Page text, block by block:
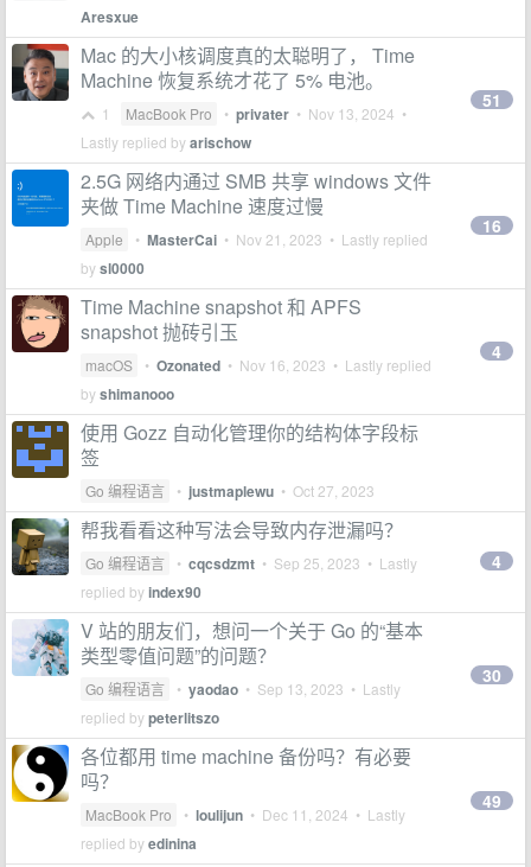
Aresxue
Mac 的大小核调度真的太聪明了， Time
Machine 恢复系统才花了 5% 电池。
1 MacBook Pro • privater • Nov 13, 2024 •
Lastly replied byarischow
51
2.5G 网络内通过 SMB 共享 windows 文件
夹做 Time Machine 速度过慢
Apple • MasterCai • Nov 21, 2023 • Lastly replied
bysl0000
16
Time Machine snapshot 和 APFS
snapshot 抛砖引玉
macOS • Ozonated • Nov 16, 2023 • Lastly replied
byshimanooo
4
使用 Gozz 自动化管理你的结构体字段标
签
Go 编程语言 • justmaplewu • Oct 27, 2023
帮我看看这种写法会导致内存泄漏吗？
Go 编程语言 • cqcsdzmt • Sep 25, 2023 • Lastly
replied byindex90
4
V 站的朋友们，想问一个关于 Go 的“基本
类型零值问题”的问题？
Go 编程语言 • yaodao • Sep 13, 2023 • Lastly
replied bypeterlitszo
30
各位都用 time machine 备份吗？有必要
吗？
MacBook Pro • loulijun • Dec 11, 2024 • Lastly
replied byedinina
49